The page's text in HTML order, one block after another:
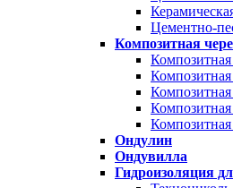
Цементно-
Композитная
Ондулин
Ондувилла
Гидроизоляция